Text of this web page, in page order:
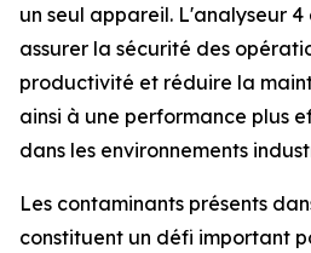
un seul appareil. L'analyseur 4
assurer la sécurité des
productivité et réduire la
ainsi à une performance plus
dans les environnements
Les contaminants présents
constituent un défi important